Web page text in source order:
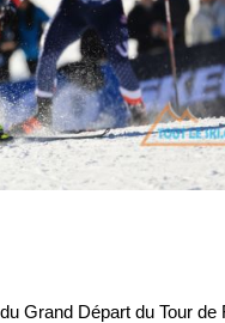
Grand Départ du Tour de